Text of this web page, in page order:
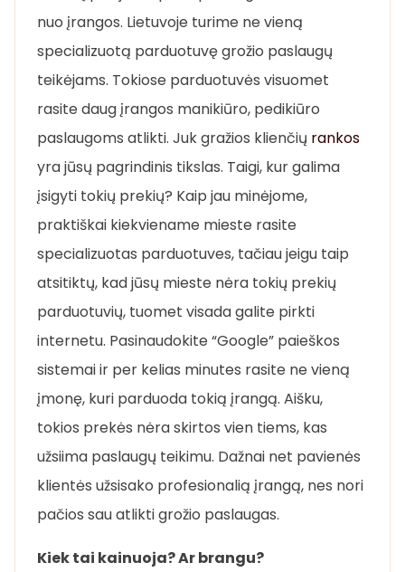
nuo įrangos. Lietuvoje turime ne vieną
specializuotą parduotuvę grožio paslaugų
teikėjams. Tokiose parduotuvės visuomet
rasite daug įrangos manikiūro, pedikiūro
paslaugoms atlikti. Juk gražios klienčių rankos
yra jūsų pagrindinis tikslas. Taigi, kur galima
įsigyti tokių prekių? Kaip jau minėjome,
praktiškai kiekviename mieste rasite
specializuotas parduotuves, tačiau jeigu taip
atsitiktų, kad jūsų mieste nėra tokių prekių
parduotuvių, tuomet visada galite pirkti
internetu. Pasinaudokite “Google” paieškos
sistemai ir per kelias minutes rasite ne vieną
įmonę, kuri parduoda tokią įrangą. Aišku,
tokios prekės nėra skirtos vien tiems, kas
užsiima paslaugų teikimu. Dažnai net pavienės
klientės užsisako profesionalią įrangą, nes nori
pačios sau atlikti grožio paslaugas.
Kiek tai kainuoja? Ar brangu?